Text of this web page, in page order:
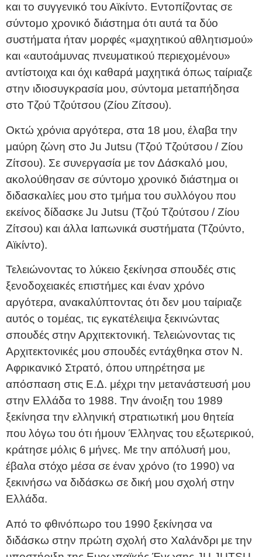
και το συγγενικό του Αϊκίντο. Εντοπίζοντας σε
σύντομο χρονικό διάστημα ότι αυτά τα δύο
συστήματα ήταν μορφές «μαχητικού αθλητισμού»
και «αυτοάμυνας πνευματικού περιεχομένου»
αντίστοιχα και όχι καθαρά μαχητικά όπως ταίριαζε
στην ιδιοσυγκρασία μου, σύντομα μεταπήδησα
στο Τζού Τζούτσου (Ζίου Ζίτσου).
Οκτώ χρόνια αργότερα, στα 18 μου, έλαβα την
μαύρη ζώνη στο Ju Jutsu (Τζού Τζούτσου / Ζίου
Ζίτσου). Σε συνεργασία με τον Δάσκαλό μου,
ακολούθησαν σε σύντομο χρονικό διάστημα οι
διδασκαλίες μου στο τμήμα του συλλόγου που
εκείνος δίδασκε Ju Jutsu (Τζού Τζούτσου / Ζίου
Ζίτσου) και άλλα Ιαπωνικά συστήματα (Τζούντο,
Αϊκίντο).
Τελειώνοντας το λύκειο ξεκίνησα σπουδές στις
ξενοδοχειακές επιστήμες και έναν χρόνο
αργότερα, ανακαλύπτοντας ότι δεν μου ταίριαζε
αυτός ο τομέας, τις εγκατέλειψα ξεκινώντας
σπουδές στην Αρχιτεκτονική. Τελειώνοντας τις
Αρχιτεκτονικές μου σπουδές εντάχθηκα στον Ν.
Αφρικανικό Στρατό, όπου υπηρέτησα με
απόσπαση στις Ε.Δ. μέχρι την μετανάστευσή μου
στην Ελλάδα το 1988. Την άνοιξη του 1989
ξεκίνησα την ελληνική στρατιωτική μου θητεία
που λόγω του ότι ήμουν Έλληνας του εξωτερικού,
κράτησε μόλις 6 μήνες. Με την απόλυσή μου,
έβαλα στόχο μέσα σε έναν χρόνο (το 1990) να
ξεκινήσω να διδάσκω σε δική μου σχολή στην
Ελλάδα.
Από το φθινόπωρο του 1990 ξεκίνησα να
διδάσκω στην πρώτη σχολή στο Χαλάνδρι με την